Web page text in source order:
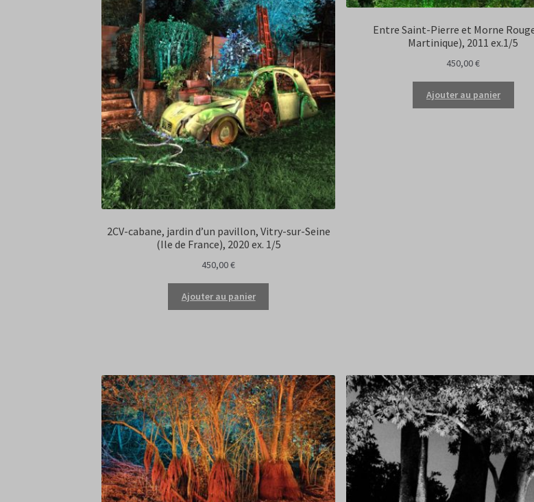
2CV-cabane, jardin d’un pavillon, Vitry-sur-Seine
(Ile de France), 2020 ex. 1/5
450,00€
Ajouter au panier
Entre Saint-Pierre et Morne
Martinique), 2011 ex.1/5
450,00€
Ajouter au panier